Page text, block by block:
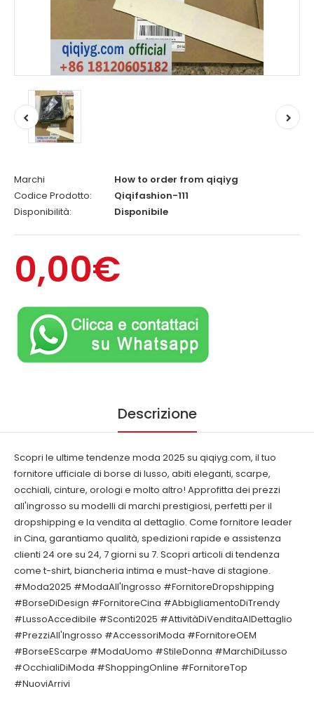
Marchi
How to order from qiqiyg
Codice Prodotto:
Qiqifashion-111
Disponibilità:
Disponibile
0,00€
Descrizione
Scopri le ultime tendenze moda 2025 su qiqiyg.com, il tuo
fornitore ufficiale di borse di lusso, abiti eleganti, scarpe,
occhiali, cinture, orologi e molto altro! Approfitta dei prezzi
all'ingrosso su modelli di marchi prestigiosi, perfetti per il
dropshipping e la vendita al dettaglio. Come fornitore leader
in Cina, garantiamo qualità, spedizioni rapide e assistenza
clienti 24 ore su 24, 7 giorni su 7. Scopri articoli di tendenza
come t-shirt, biancheria intima e must-have di stagione.
#Moda2025 #ModaAll'Ingrosso #FornitoreDropshipping
#BorseDiDesign #FornitoreCina #AbbigliamentoDiTrendy
#LussoAccedibile #Sconti2025 #AttivitàDiVenditaAlDettaglio
#PrezziAll'Ingrosso #AccessoriModa #FornitoreOEM
#BorseEScarpe #ModaUomo #StileDonna #MarchiDiLusso
#OcchialiDiModa #ShoppingOnline #FornitoreTop
#NuoviArrivi